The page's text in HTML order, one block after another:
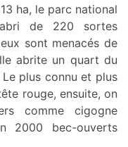
ha, le parc national
de 220 sortes
sont menacés de
abrite un quart du
plus connu et plus
rouge, ensuite, on
comme cigogne
2000 bec-ouverts